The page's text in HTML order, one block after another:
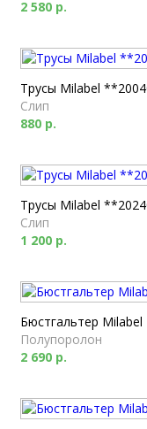
2 580 р.
Трусы Milabel
Слип
880 р.
Трусы Milabel
Слип
1 200 р.
Бюстгальтер Milabel
Полупоролон
2 690 р.